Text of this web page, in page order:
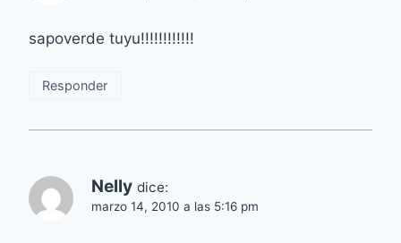
sapoverde tuyu!!!!!!!!!!!!
Responder
Nelly dice:
marzo 14, 2010 a las 5:16 pm